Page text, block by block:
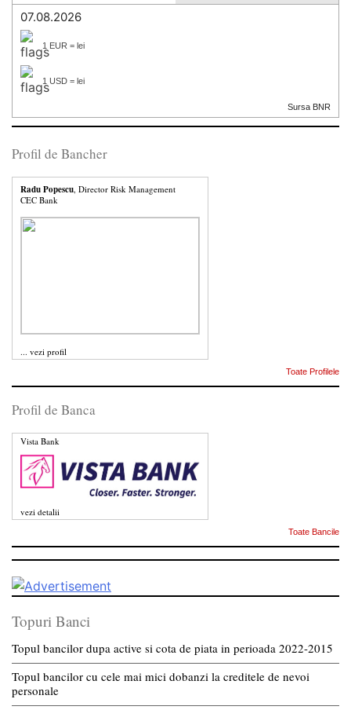
07.08.2026
1 EUR = lei
1 USD = lei
Sursa BNR
Profil de Bancher
Radu Popescu , Director Risk Management
CEC Bank
... vezi profil
Toate Profilele
Profil de Banca
Vista Bank
vezi detalii
Toate Bancile
Topuri Banci
Topul bancilor dupa active si cota de piata in perioada 2022-2015
Topul bancilor cu cele mai mici dobanzi la creditele de nevoi
personale